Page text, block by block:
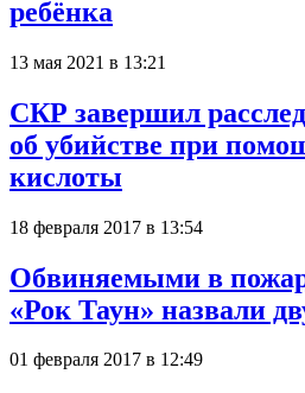
ребёнка
13 мая 2021 в 13:21
СКР завершил
об убийстве при
кислоты
18 февраля 2017 в 13:54
Обвиняемыми в
«Рок Таун» назвали
01 февраля 2017 в 12:49